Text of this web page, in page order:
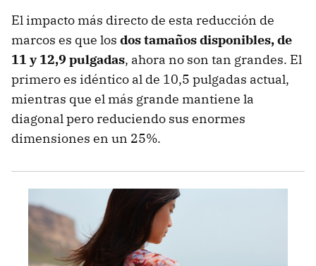
El impacto más directo de esta reducción de
marcos es que los dos tamaños disponibles, de
11 y 12,9 pulgadas, ahora no son tan grandes. El
primero es idéntico al de 10,5 pulgadas actual,
mientras que el más grande mantiene la
diagonal pero reduciendo sus enormes
dimensiones en un 25%.